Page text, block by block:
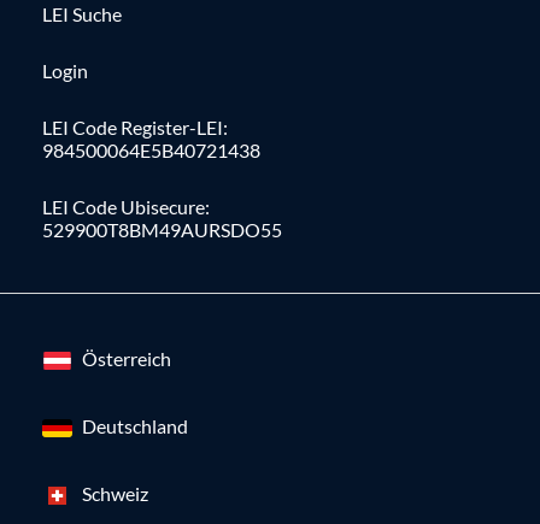
LEI Suche
Login
LEI Code Register-LEI:
984500064E5B40721438
LEI Code Ubisecure:
529900T8BM49AURSDO55
Österreich
Deutschland
Schweiz